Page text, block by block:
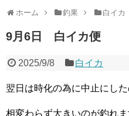
ホーム 釣果 白イカ
9月6日 白イカ便
2025/9/8 白イカ
翌日は時化の為に中止にし
相変わらず大きいのが釣れ